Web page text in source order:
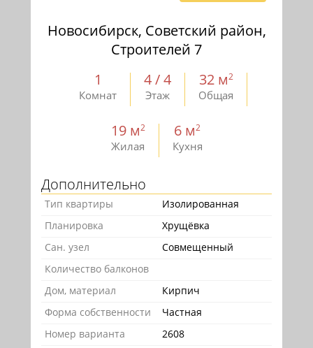
Новосибирск, Советский район,
Строителей 7
1
Комнат
4 / 4
Этаж
32 м2
Общая
19 м2
Жилая
6 м2
Кухня
Дополнительно
Тип квартиры
Изолированная
Планировка
Хрущёвка
Сан. узел
Совмещенный
Количество балконов
Дом, материал
Кирпич
Форма собственности
Частная
Номер варианта
2608